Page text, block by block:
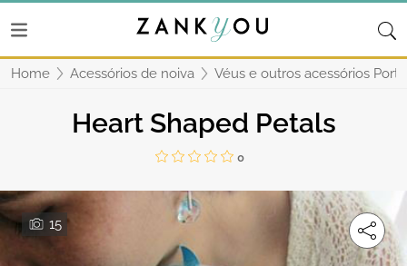
Home Acessórios de noiva Véus e outros acessórios Porto
Heart Shaped Petals
0
15